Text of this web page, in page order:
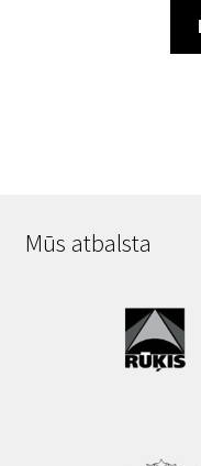
Mūs atbalsta